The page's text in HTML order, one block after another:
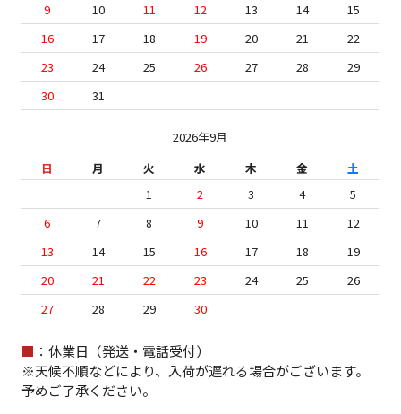
9
10 11 12 13 14
15
16
17 18 19 20 21
22
23
24 25 26 27 28
29
30
31
2026年9月
日
月 火 水 木 金
土
1
2 3 4
5
6
7 8 9 10 11
12
13
14 15 16 17 18
19
20
21 22 23 24 25
26
27
28 29 30
■ ：休業日（発送・電話受付）
※天候不順などにより、入荷が遅れる場合がございます。
予めご了承ください。